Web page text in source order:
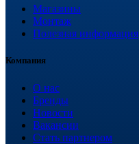
Магазины
Монтаж
Полезная информация
Компания
О нас
Бренды
Новости
Вакансии
Стать партнером